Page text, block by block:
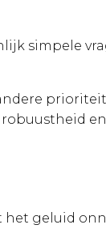
simpele
geluid